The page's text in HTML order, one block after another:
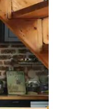
bien tocando y deslizando la